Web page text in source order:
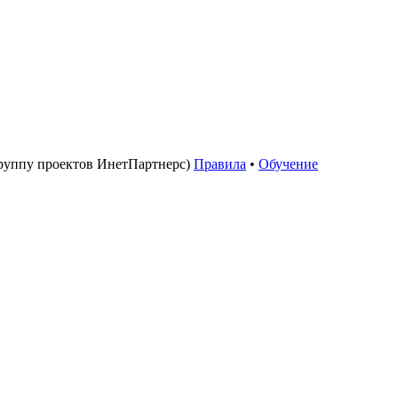
проектов ИнетПартнерс) Правила • Обучение